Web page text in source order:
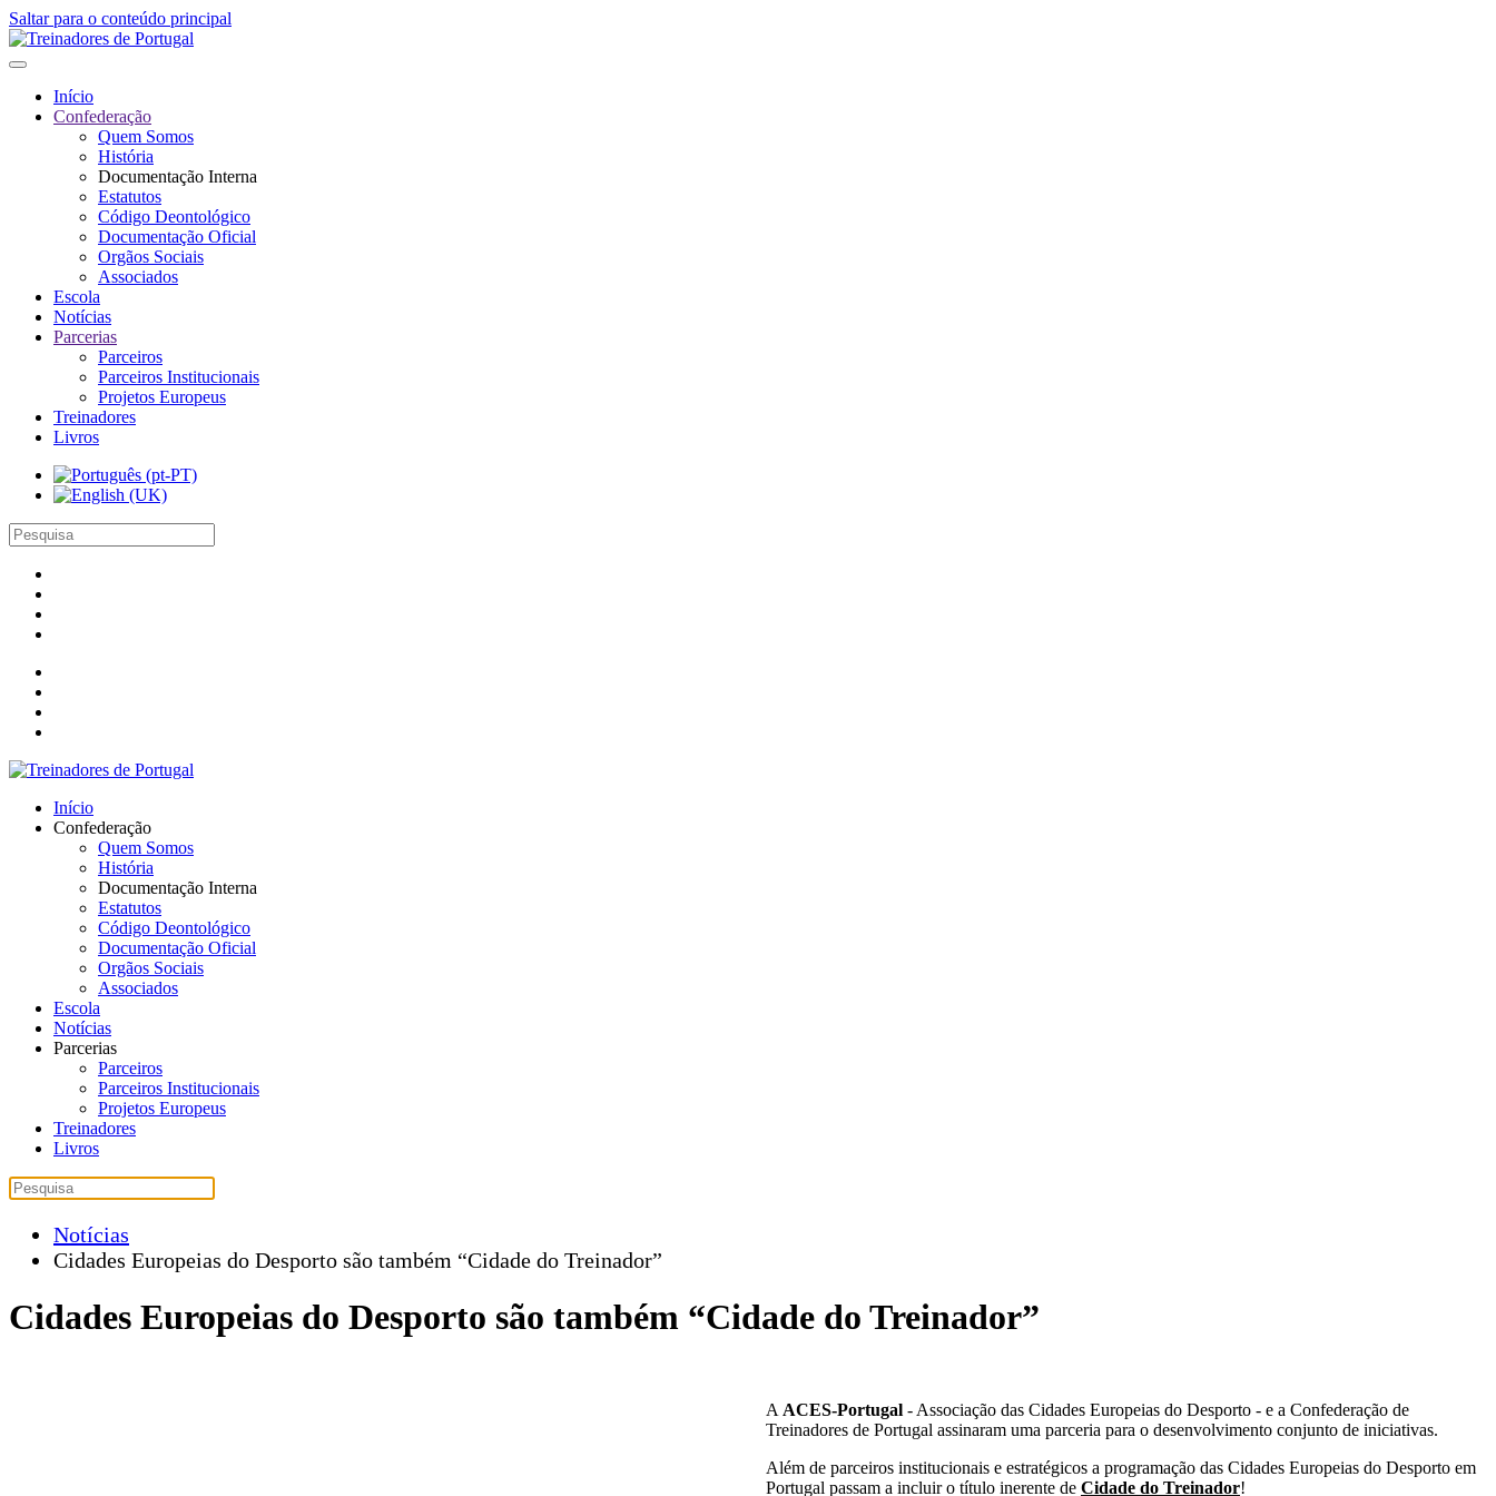
Saltar para o conteúdo principal
Início
Confederação
Quem Somos
História
Documentação Interna
Estatutos
Código Deontológico
Documentação Oficial
Orgãos Sociais
Associados
Escola
Notícias
Parcerias
Parceiros
Parceiros Institucionais
Projetos Europeus
Treinadores
Livros
Início
Confederação
Quem Somos
História
Documentação Interna
Estatutos
Código Deontológico
Documentação Oficial
Orgãos Sociais
Associados
Escola
Notícias
Parcerias
Parceiros
Parceiros Institucionais
Projetos Europeus
Treinadores
Livros
Notícias
Cidades Europeias do Desporto são também “Cidade do Treinador”
Cidades Europeias do Desporto são também “Cidade do Treinador”
A ACES-Portugal - Associação das Cidades Europeias do Desporto - e a Confederação de
Treinadores de Portugal assinaram uma parceria para o desenvolvimento conjunto de iniciativas.
Além de parceiros institucionais e estratégicos a programação das Cidades Europeias do Desporto em
Portugal passam a incluir o título inerente de Cidade do Treinador!